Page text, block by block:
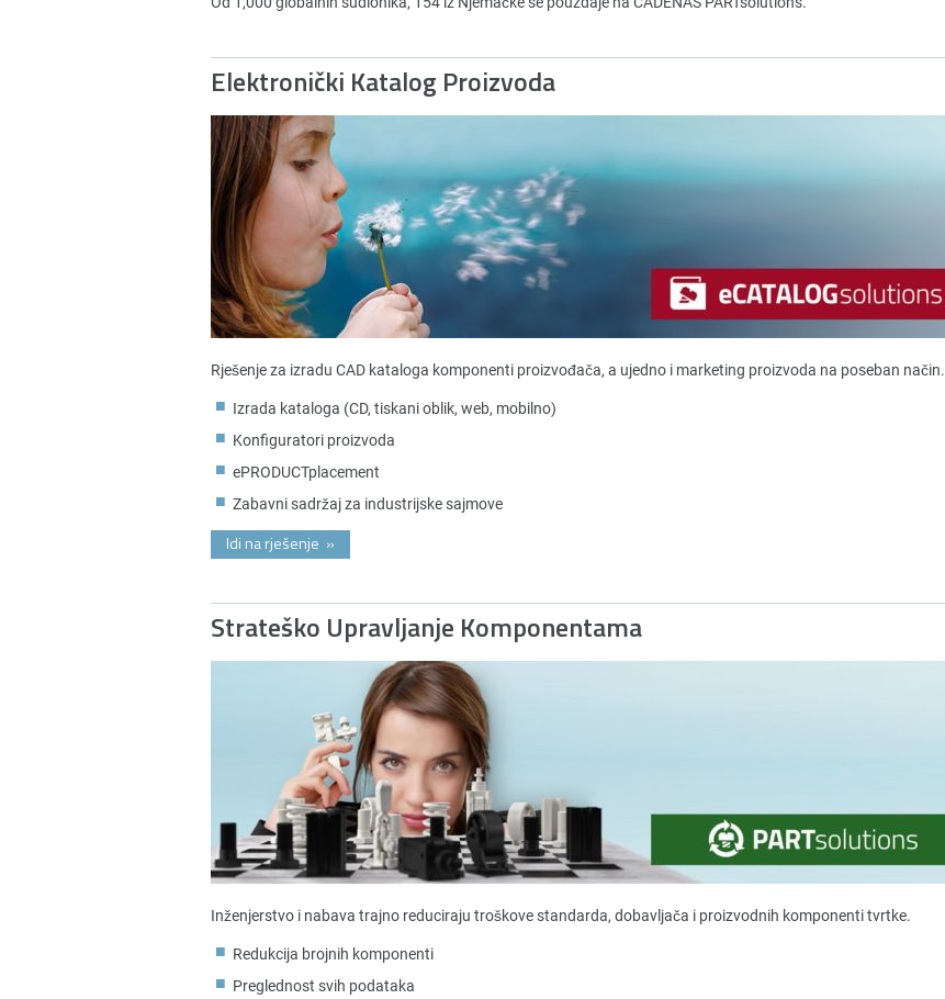
Elektronički Katalog Proizvoda
Rješenje za izradu CAD kataloga komponenti proizvođača, a ujedno i marketing proizvoda na poseban način.
Izrada kataloga (CD, tiskani oblik, web, mobilno)
Konfiguratori proizvoda
ePRODUCTplacement
Zabavni sadržaj za industrijske sajmove
Idi na rješenje »
Strateško Upravljanje Komponentama
Inženjerstvo i nabava trajno reduciraju troškove standarda, dobavljača i proizvodnih komponenti tvrtke.
Redukcija brojnih komponenti
Preglednost svih podataka